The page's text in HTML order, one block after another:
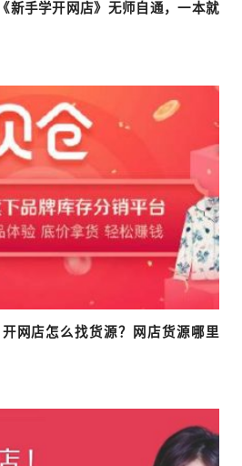
新手学开网店》无师自通，一本就
网店怎么找货源？网店货源哪里